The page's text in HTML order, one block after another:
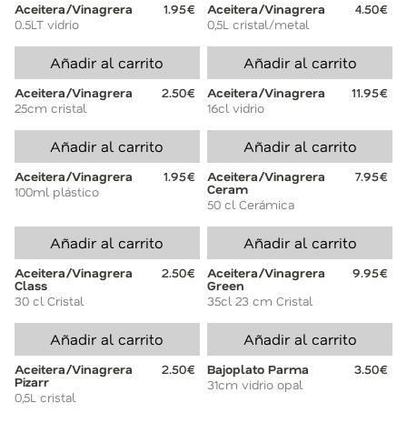
Aceitera/Vinagrera
1.95€
0.5LT vidrio
Aceitera/Vinagrera
4.50€
0,5L cristal/metal
Añadir al carrito
Aceitera/Vinagrera
2.50€
25cm cristal
Añadir al carrito
Aceitera/Vinagrera
11.95€
16cl vidrio
Añadir al carrito
Aceitera/Vinagrera
1.95€
100ml plástico
Añadir al carrito
Aceitera/Vinagrera
Ceram
7.95€
50 cl Cerámica
Añadir al carrito
Aceitera/Vinagrera
Class
2.50€
30 cl Cristal
Añadir al carrito
Aceitera/Vinagrera
Green
9.95€
35cl 23 cm Cristal
Añadir al carrito
Aceitera/Vinagrera
Pizarr
2.50€
0,5L cristal
Añadir al carrito
Bajoplato Parma
3.50€
31cm vidrio opal